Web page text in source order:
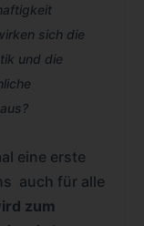
sich die
und die
eine erste
auch für alle
zum